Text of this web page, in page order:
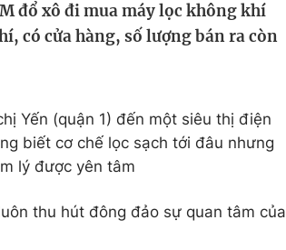
Thị trường
đổ xô đi mua máy lọc không khí
có cửa hàng, số lượng bán ra còn
Yến (quận 1) đến một siêu thị điện
biết cơ chế lọc sạch tới đâu nhưng
lý được yên tâm
thu hút đông đảo sự quan tâm của